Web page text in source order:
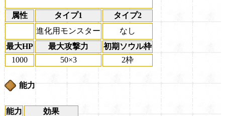
属性 タイプ1
タイプ2
進化用モンスター
なし
最大HP
最大攻撃力
初期ソウル枠
1000
50×3 2枠
能力
能力
効果